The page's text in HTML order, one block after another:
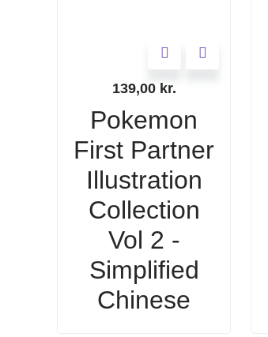
139,00 kr.
Pokemon
First Partner
Illustration
Collection
Vol 2 -
Simplified
Chinese